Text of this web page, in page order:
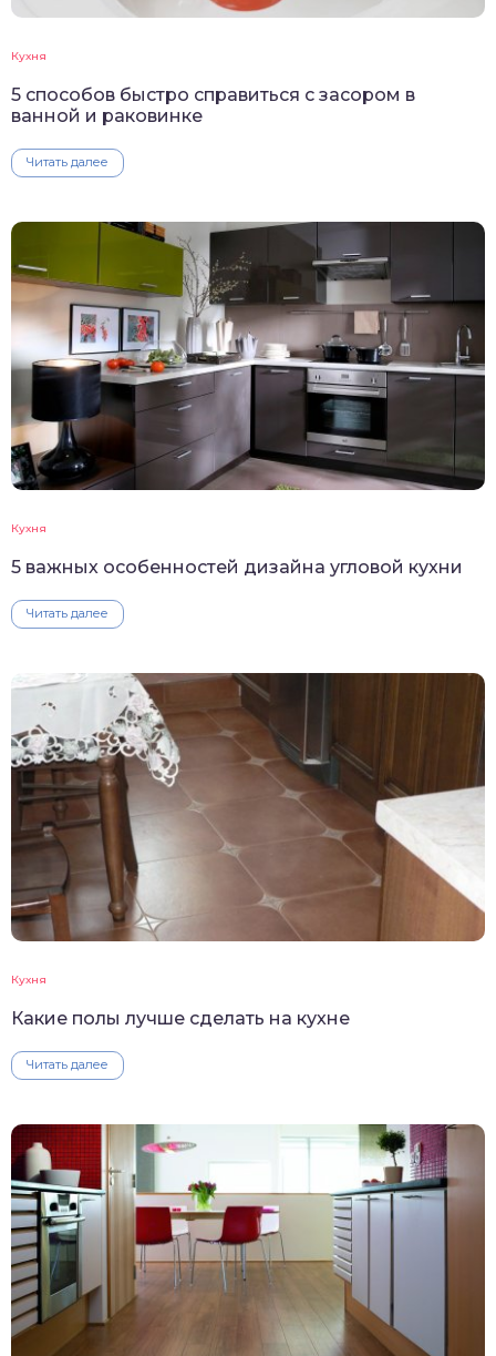
Кухня
5 способов быстро справиться с засором в
ванной и раковинке
Читать далее
Кухня
5 важных особенностей дизайна угловой кухни
Читать далее
Кухня
Какие полы лучше сделать на кухне
Читать далее